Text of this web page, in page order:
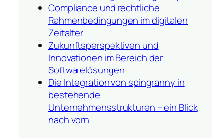
Compliance und rechtliche
Rahmenbedingungen im digitalen
Zeitalter
Zukunftsperspektiven und
Innovationen im Bereich der
Softwarelösungen
Die Integration von spingranny in
bestehende
Unternehmensstrukturen – ein Blick
nach vorn